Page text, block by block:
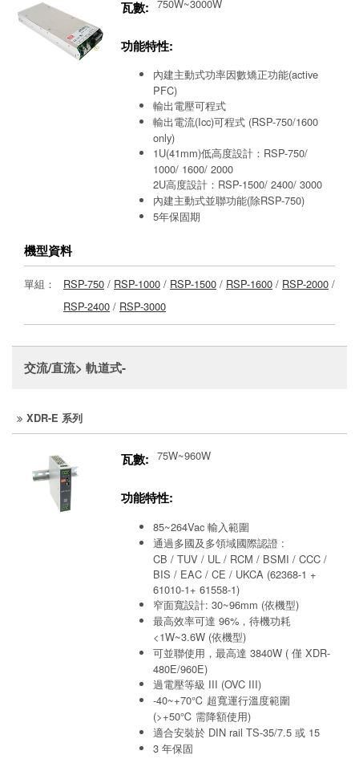
瓦數: 750W~3000W
功能特性:
內建主動式功率因數矯正功能(active
PFC)
輸出電壓可程式
輸出電流(Icc)可程式 (RSP-750/1600
only)
1U(41mm)低高度設計：RSP-750/
1000/ 1600/ 2000
2U高度設計：RSP-1500/ 2400/ 3000
內建主動式並聯功能(除RSP-750)
5年保固期
機型資料
單組： RSP-750 / RSP-1000 / RSP-1500 / RSP-1600 / RSP-2000 /
RSP-2400 / RSP-3000
交流/直流> 軌道式-
XDR-E 系列
瓦數: 75W~960W
功能特性:
85~264Vac 輸入範圍
通過多國及多領域國際認證 :
CB / TUV / UL / RCM / BSMI / CCC /
BIS / EAC / CE / UKCA (62368-1 +
61010-1+ 61558-1)
窄面寬設計: 30~96mm (依機型)
最高效率可達 96%，待機功耗
<1W~3.6W (依機型)
可並聯使用，最高達 3840W ( 僅 XDR-
480E/960E)
過電壓等級 III (OVC III)
-40~+70℃ 超寬運行溫度範圍
(>+50℃ 需降額使用)
適合安裝於 DIN rail TS-35/7.5 或 15
3 年保固